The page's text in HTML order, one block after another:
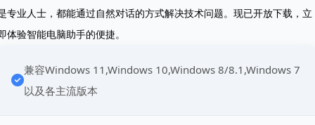
专业人士，都能通过自然对话的方式解决技术问题。现已开放下载，立
体验智能电脑助手的便捷。
兼容Windows 11,Windows 10,Windows 8/8.1,Windows 7
以及各主流版本